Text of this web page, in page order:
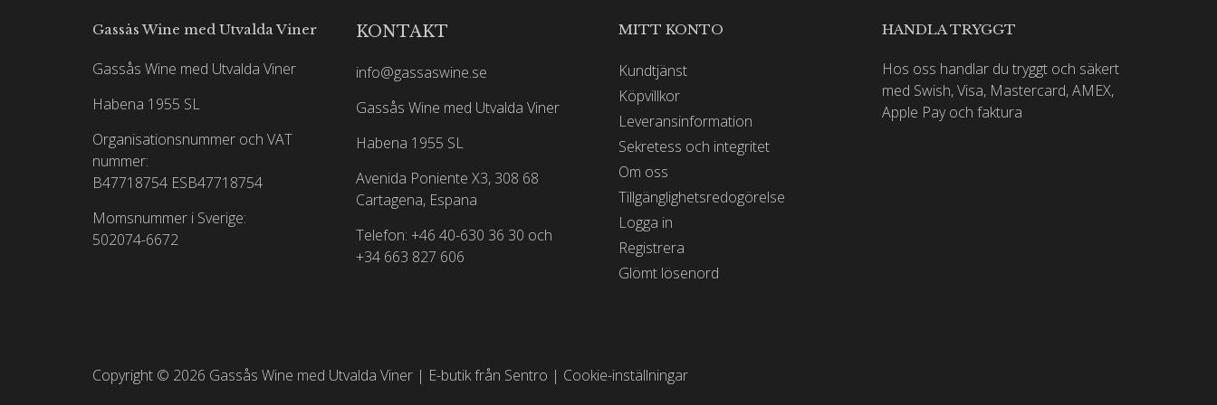
Medan Hubert de Boüard fortfarande är en kontroversiell figur, har hans ledning av godset varit innovativt på ett antal områden. Marknadsföringskampanjer för
En årgång från 1982 av vinet visades i 2006-filmen Casino Royale medan årgången 2005 gjorde en cameo i Spectre (2015) och No Time To Die (2021).
Gassås Wine med Utvalda Viner
Gassås Wine med Utvalda Viner
Habena 1955 SL
Organisationsnummer och VAT
nummer:
B47718754 ESB47718754
Momsnummer i Sverige:
502074-6672
KONTAKT
info@gassaswine.se
Gassås Wine med Utvalda Viner
Habena 1955 SL
Avenida Poniente X3, 308 68
Cartagena, Espana
Telefon: +46 40-630 36 30 och
+34 663 827 606
MITT KONTO
Kundtjänst
Köpvillkor
Leveransinformation
Sekretess och integritet
Om oss
Tillgänglighetsredogörelse
Logga in
Registrera
Glömt lösenord
HANDLA TRYGGT
Hos oss handlar du tryggt och säkert
med Swish, Visa, Mastercard, AMEX,
Apple Pay och faktura
Copyright © 2026 Gassås Wine med Utvalda Viner | E-butik från Sentro | Cookie-inställningar